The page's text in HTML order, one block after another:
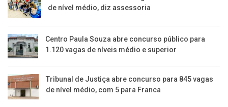
de nível médio, diz assessoria
Centro Paula Souza abre concurso público para
1.120 vagas de níveis médio e superior
Tribunal de Justiça abre concurso para 845 vagas
de nível médio, com 5 para Franca